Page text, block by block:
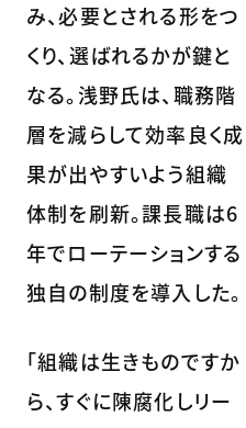
み、必要とされる形をつ
くり、選ばれるかが鍵と
なる。浅野氏は、職務階
層を減らして効率良く成
果が出やすいよう組織
体制を刷新。課長職は6
年でローテーションする
独自の制度を導入した。
「組織は生きものですか
ら、すぐに陳腐化しリー